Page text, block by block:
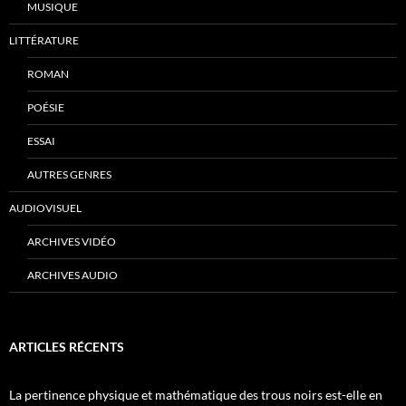
MUSIQUE
LITTÉRATURE
ROMAN
POÉSIE
ESSAI
AUTRES GENRES
AUDIOVISUEL
ARCHIVES VIDÉO
ARCHIVES AUDIO
ARTICLES RÉCENTS
La pertinence physique et mathématique des trous noirs est-elle en